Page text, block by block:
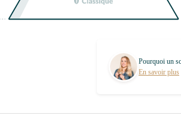
Pourquoi un
En savoir plus